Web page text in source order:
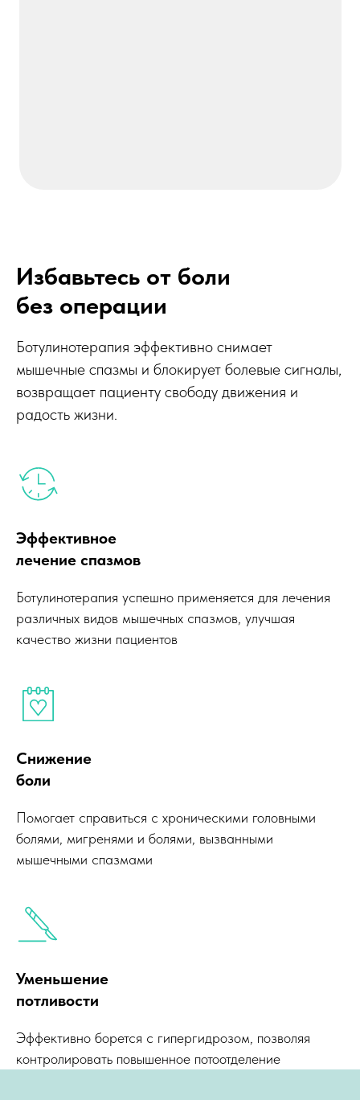
Избавьтесь от боли
без операции
Ботулинотерапия эффективно снимает
мышечные спазмы и блокирует болевые сигналы,
возвращает пациенту свободу движения и
радость жизни.
Эффективное
лечение спазмов
Ботулинотерапия успешно применяется для лечения
различных видов мышечных спазмов, улучшая
качество жизни пациентов
Снижение
боли
Помогает справиться с хроническими головными
болями, мигренями и болями, вызванными
мышечными спазмами
Уменьшение
потливости
Эффективно борется с гипергидрозом, позволяя
контролировать повышенное потоотделение
Консультация по
ботулинотерапии
Елена Витальевна Вишнякова,
врач-невролог с 30-летним
программу лечения
ботулинотерапией в клинике
Жить без боли
возможно!
врач-невролог, которая уже 30 лет
помогает своим пациентам
дискомфортом. Внимательное
отношение к каждому пациенту,
индивидуальный подход к лечению
своих навыков — вот принципы,
которыми руководствуется Елена